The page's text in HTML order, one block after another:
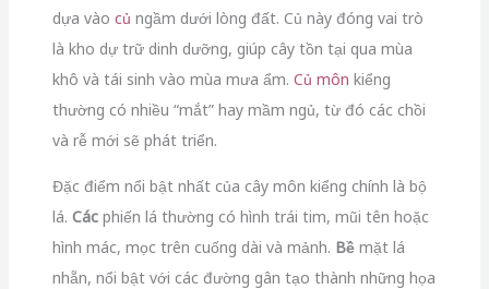
dựa vào củ ngầm dưới lòng đất. Củ này đóng vai trò
là kho dự trữ dinh dưỡng, giúp cây tồn tại qua mùa
khô và tái sinh vào mùa mưa ẩm. Củ môn kiểng
thường có nhiều “mắt” hay mầm ngủ, từ đó các chồi
và rễ mới sẽ phát triển.
Đặc điểm nổi bật nhất của cây môn kiểng chính là bộ
lá. Cácphiến lá thường có hình trái tim, mũi tên hoặc
hình mác, mọc trên cuống dài và mảnh. Bềmặt lá
nhẵn, nổi bật với các đường gân tạo thành những họa